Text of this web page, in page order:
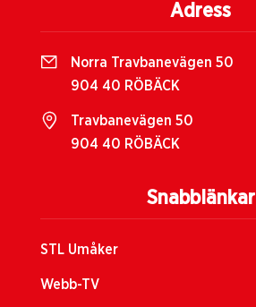
Snabblänkar
STL Umåker
Webb-TV
Adress
Norra Travbanevägen 50
904 40 RÖBÄCK
Travbanevägen 50
904 40 RÖBÄCK